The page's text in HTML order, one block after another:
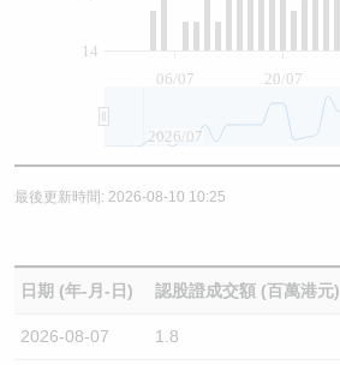
06/07 20/07
14
2026/07
最後更新時間: 2026-08-10 10:25
日期 (年-月-日) 認股證成交額 (百萬港元)
2026-08-07 1.8